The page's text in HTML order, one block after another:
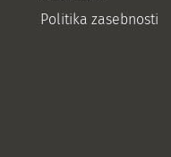
Politika zasebnosti